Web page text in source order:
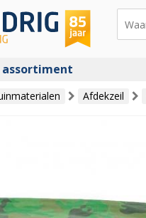
Afdekzeil